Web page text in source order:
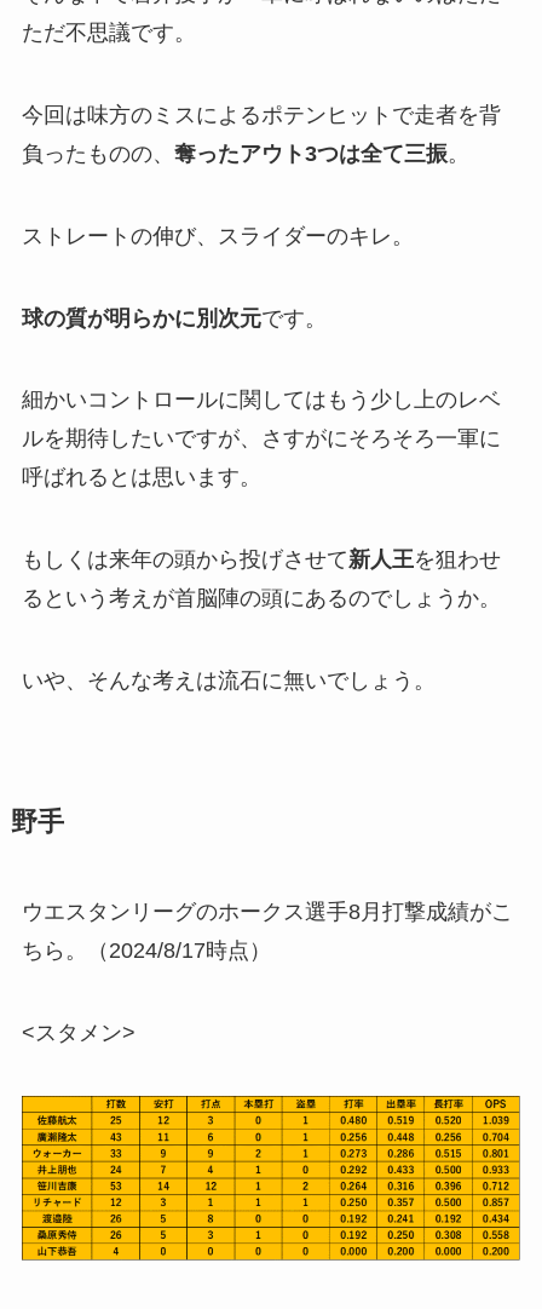
ただ不思議です。
今回は味方のミスによるポテンヒットで走者を背
負ったものの、 奪ったアウト3つは全て三振。
ストレートの伸び、スライダーのキレ。
球の質が明らかに別次元です。
細かいコントロールに関してはもう少し上のレベ
ルを期待したいですが、さすがにそろそろ一軍に
呼ばれるとは思います。
もしくは来年の頭から投げさせて新人王を狙わせ
るという考えが首脳陣の頭にあるのでしょうか。
いや、そんな考えは流石に無いでしょう。
野手
ウエスタンリーグのホークス選手8月打撃成績がこ
ちら。（2024/8/17時点）
<スタメン>